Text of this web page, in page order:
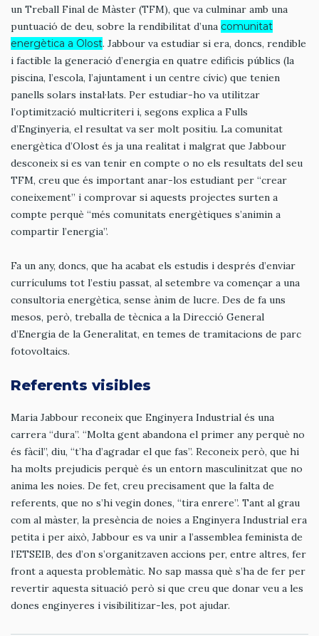
un Treball Final de Màster (TFM), que va culminar amb una
puntuació de deu, sobre la rendibilitat d’una comunitat
energètica a Olost. Jabbour va estudiar si era, doncs, rendible
i factible la generació d’energia en quatre edificis públics (la
piscina, l’escola, l’ajuntament i un centre cívic) que tenien
panells solars instal·lats. Per estudiar-ho va utilitzar
l’optimització multicriteri i, segons explica a Fulls
d’Enginyeria, el resultat va ser molt positiu. La comunitat
energètica d’Olost és ja una realitat i malgrat que Jabbour
desconeix si es van tenir en compte o no els resultats del seu
TFM, creu que és important anar-los estudiant per “crear
coneixement” i comprovar si aquests projectes surten a
compte perquè “més comunitats energètiques s’animin a
compartir l’energia”.
Fa un any, doncs, que ha acabat els estudis i després d’enviar
currículums tot l’estiu passat, al setembre va començar a una
consultoria energètica, sense ànim de lucre. Des de fa uns
mesos, però, treballa de tècnica a la Direcció General
d’Energia de la Generalitat, en temes de tramitacions de parc
fotovoltaics.
Referents visibles
Maria Jabbour reconeix que Enginyera Industrial és una
carrera “dura”. “Molta gent abandona el primer any perquè no
és fàcil”, diu, “t’ha d’agradar el que fas”. Reconeix però, que hi
ha molts prejudicis perquè és un entorn masculinitzat que no
anima les noies. De fet, creu precisament que la falta de
referents, que no s’hi vegin dones, “tira enrere”. Tant al grau
com al màster, la presència de noies a Enginyera Industrial era
petita i per això, Jabbour es va unir a l’assemblea feminista de
l’ETSEIB, des d’on s’organitzaven accions per, entre altres, fer
front a aquesta problemàtic. No sap massa què s’ha de fer per
revertir aquesta situació però si que creu que donar veu a les
dones enginyeres i visibilitizar-les, pot ajudar.